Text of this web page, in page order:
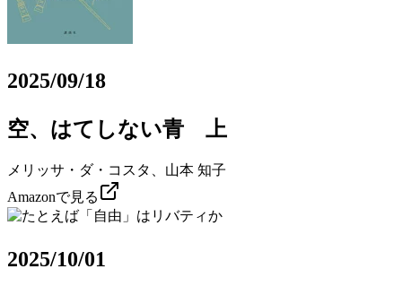
2025/09/18
空、はてしない青 上
メリッサ・ダ・コスタ、山本 知子
Amazonで見る
2025/10/01